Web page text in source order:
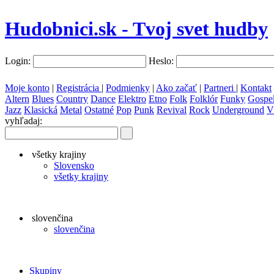
Hudobnici.sk - Tvoj svet hudby
Login: Heslo:
Moje konto | Registrácia | Podmienky | Ako začať | Partneri | Kontakt
Altern Blues Country Dance Elektro Etno Folk Folklór Funky Gospel
Jazz Klasická Metal Ostatné Pop Punk Revival Rock Underground
vyhľadaj:
všetky krajiny
Slovensko
všetky krajiny
slovenčina
slovenčina
Skupiny